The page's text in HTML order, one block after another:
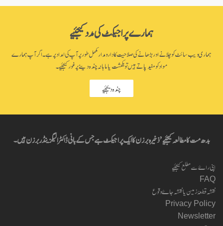
ہمارے پراجیکٹ کی مدد کیجئیے
ہماری ویب سائٹ کو چلانے اور بڑھانے کی صلاحیت کا دارومدار مکمل طور پر آپ کی امداد پر ہے۔ اگر آپ ہمارے
مواد کو مفید پاتے ہیں تو یکمشت یا ماہانہ چندہ دینے پر غور کیجئیے۔
چندہ دیجئیے
بدھ مت کا مطالعہ کیجئیے’ ذخیرہ برزن کا ایک پراجیکٹ ہے جس کے بانی ڈاکٹر الیگزینڈر برزن ہیں۔
اپنی راۓ سے مطلع کیجئیے
FAQ
نقشہ قطعۂ زمین یا نقشہ جاۓ وقوع
Privacy Policy
Newsletter